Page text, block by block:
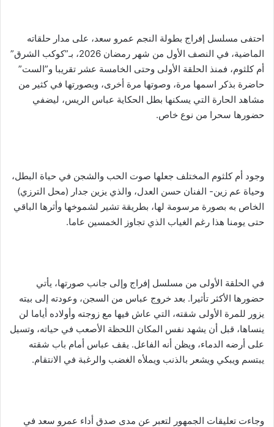
احتفى مسلسل إفراج بطولة النجم عمرو سعد، على مدار حلقاته
الماضية، في النصف الأول من شهر رمضان 2026، بـ”كوكب الشرق”
أم كلثوم، فمنذ الحلقة الأولى وحتى الخامسة عشر تقريبا و”الست”
حاضرة بذكر اسمها مرة، وصوتها مرة أخرى، وبصورتها في كثير من
مشاهد الحارة التي يسكنها بطل الحكاية عباس الريس، ليضفي
حضورها سحرا من نوع خاص.
وجود أم كلثوم المختلف جعلها صوت الحب والشجن في حياة البطل،
وحياة عم زين- الفنان حسن العدل، والذي يزين جدار (محل الترزي)
الخاص به بصورة مرسومة لها، بطريقة تشير لشموخها وأثرها الباقي
حتى يومنا هذا رغم الغياب الذي تجاوز الخمسين عاما.
في الحلقة الأولى من مسلسل إفراج وإلى جانب صورتها، يأتي
حضورها الأكثر تأثيرا. بعد خروج عباس من السجن، وعودته إلى بيته
يزور للمرة الأولى شقته، التي عاش فيها مع زوجته وأولاده أياما لن
ينساها، قبل أن يشهد نفس المكان اللحظة الأصعب في حياته، وتسيل
على أرضه الدماء، ويظن أنه الفاعل. يقف عباس أمام باب شقته
يبتسم ويبكي ويشعر بالذنب ويملأه الغضب والرغبة في الانتقام.
وجاءت تعليقات الجمهور لتعبر عن مدى صدق أداء عمرو سعد في